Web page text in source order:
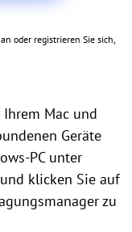
oder registrieren Sie sich,
Mac und
Geräte
PC unter
klicken Sie auf
zu